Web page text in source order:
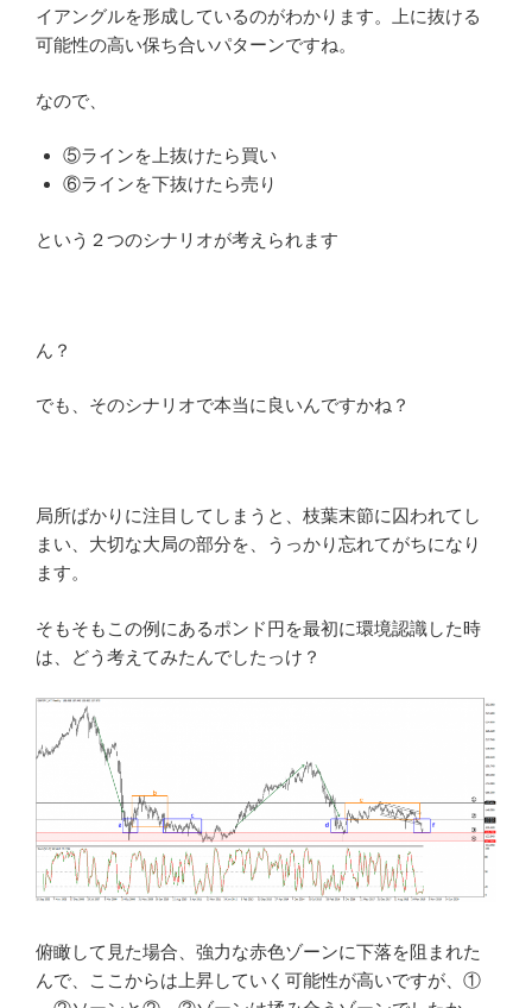
イアングルを形成しているのがわかります。上に抜ける
可能性の高い保ち合いパターンですね。
なので、
⑤ラインを上抜けたら買い
⑥ラインを下抜けたら売り
という２つのシナリオが考えられます
ん？
でも、そのシナリオで本当に良いんですかね？
局所ばかりに注目してしまうと、枝葉末節に囚われてし
まい、大切な大局の部分を、うっかり忘れてがちになり
ます。
そもそもこの例にあるポンド円を最初に環境認識した時
は、どう考えてみたんでしたっけ？
俯瞰して見た場合、強力な赤色ゾーンに下落を阻まれた
んで、ここからは上昇していく可能性が高いですが、①